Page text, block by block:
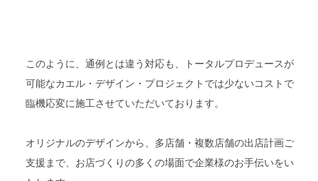
このように、通例とは違う対応も、トータルプロデュースが
可能なカエル・デザイン・プロジェクトでは少ないコストで
臨機応変に施工させていただいております。
オリジナルのデザインから、多店舗・複数店舗の出店計画ご
支援まで、お店づくりの多くの場面で企業様のお手伝いをい